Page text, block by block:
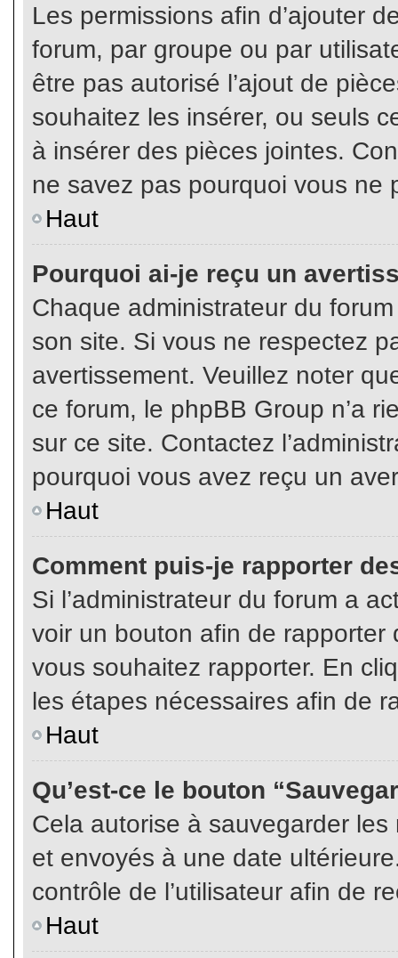
Les permissions afin d’ajouter
forum, par groupe ou par
être pas autorisé l’ajout de
souhaitez les insérer, ou seuls
à insérer des pièces jointes.
ne savez pas pourquoi vous ne
Haut
Pourquoi ai-je reçu un
Chaque administrateur du
son site. Si vous ne respectez
avertissement. Veuillez noter
ce forum, le phpBB Group n’a
sur ce site. Contactez
pourquoi vous avez reçu un
Haut
Comment puis-je rapporter
Si l’administrateur du forum a
voir un bouton afin de
vous souhaitez rapporter. En
les étapes nécessaires afin de
Haut
Qu’est-ce le bouton
Cela autorise à sauvegarder
et envoyés à une date
contrôle de l’utilisateur afin de
Haut